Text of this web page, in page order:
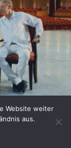
Website weiter
aus.